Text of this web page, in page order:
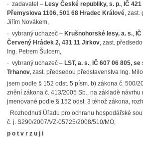
· zadavatel – Lesy České republiky, s. p.,IČ 421
Přemyslova 1106, 501 68 Hradec Králové, zast.
Jiřím Novákem,
· vybraný uchazeč – Krušnohorské lesy, a. s.,
Červený Hrádek 2, 431 11 Jirkov, zast.
Ing. Petrem Šulcem,
· vybraný uchazeč – LST, a. s., IČ 607 06 805,
Trhanov,zast. předsedou představenstva Ing.
jsem podle § 152 odst. 5 písm. b) zákona č. 500/
znění zákona č. 413/2005 Sb., na základě návrhu
jmenované podle § 152 odst. 3 téhož zákona,
Rozhodnutí Úřadu pro ochranu hospodářské
č. j. S290/2007/VZ-05725/2008/510/MO,
p o t v r z u j i